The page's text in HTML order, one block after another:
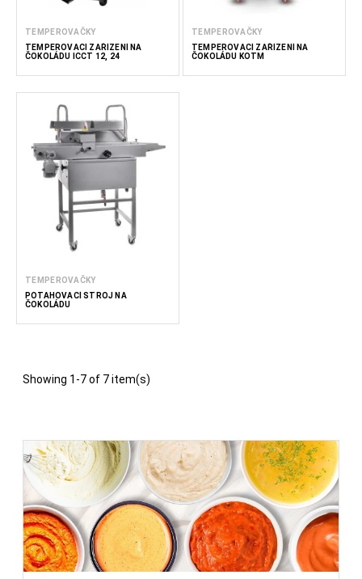
TEMPEROVAČKY
TEMPEROVACÍ ZAŘÍZENÍ NA
ČOKOLÁDU ICCT 12, 24
TEMPEROVAČKY
TEMPEROVACÍ ZAŘÍZENÍ NA
ČOKOLÁDU KOTM
TEMPEROVAČKY
POTAHOVACÍ STROJ NA
ČOKOLÁDU
Showing 1-7 of 7 item(s)